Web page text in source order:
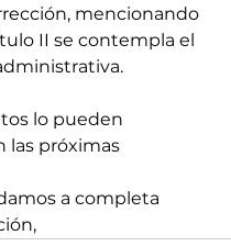
mencionando
II se contempla el
lo pueden
las próximas
a completa